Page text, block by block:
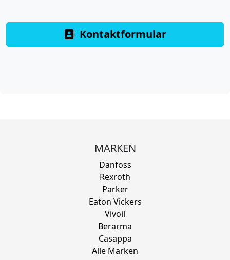
Kontaktformular
MARKEN
Danfoss
Rexroth
Parker
Eaton Vickers
Vivoil
Berarma
Casappa
Alle Marken